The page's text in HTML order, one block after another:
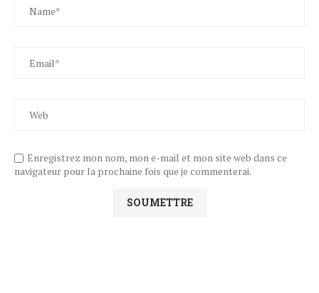
Enregistrez mon nom, mon e-mail et mon site web dans ce
navigateur pour la prochaine fois que je commenterai.